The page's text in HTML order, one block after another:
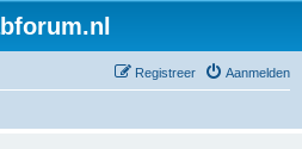
Aanmelden
Registreer